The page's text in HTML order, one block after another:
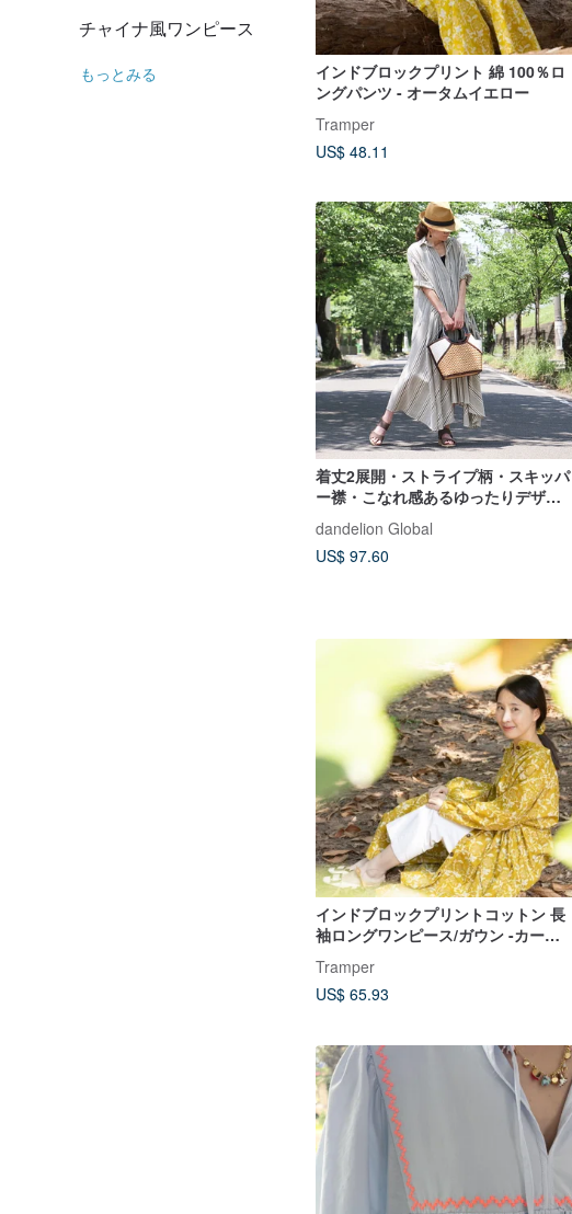
チャイナ風ワンピース
もっとみる
インドブロックプリント 綿 100％ロ
ングパンツ - オータムイエロー
Tramper
US$ 48.11
着丈2展開・ストライプ柄・スキッパ
ー襟・こなれ感あるゆったりデザイ
ン・七分袖・フレアワンピース・d-
dr507
dandelion Global
US$ 97.60
インドブロックプリントコットン 長
袖ロングワンピース/ガウン -カーキ
Tramper
US$ 65.93